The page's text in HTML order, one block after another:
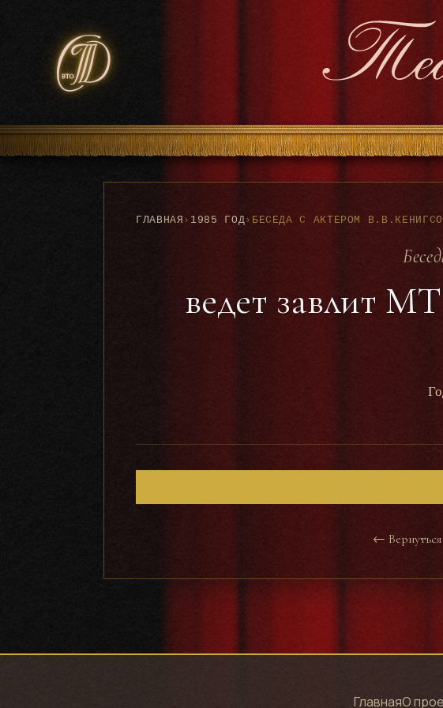
ГЛАВНАЯ › 1985 ГОД›
ведет завлит
← Вернуться
ГлавнаяО